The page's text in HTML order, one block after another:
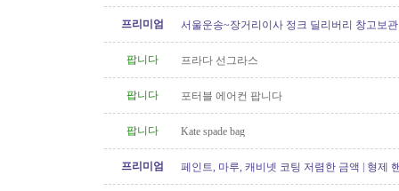
프리미엄
서울운송~장거리이사 정크 딜리버리 창고보관
팝니다
프라다 선그라스
팝니다 포터블 에어컨 팝니다
팝니다 Kate spade bag
프리미엄 페인트, 마루, 캐비넷 코팅 저렴한 금액 | 형제